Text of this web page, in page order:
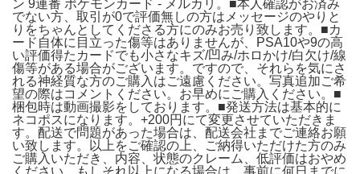
ン 9連番 ポケモンカード - メルカリ。■本人確認がお済み
でない方、取引が0で評価無しの方はメッセージのやりと
りをちゃんとしてくださる方にのみお売り致します。■カ
ード自体に目立った傷等はありませんが、PSA10や9の高
い評価得たカードでも小さなキズ/凹み/ホロかけ/白欠け/線
傷等がある場合がございます。ですので、それらを気にさ
れる神経質な方のご購入はご遠慮ください。写真追加ご希
望の際はコメントください。お早めにご購入ください。■
梱包時は動画撮影をしております。■発送方法は基本的に
ネコポスになります。+200円にて変更させていただきま
す。配送で問題があった場合は、配送会社までご連絡お願
い致します。以上をご確認の上、ご納得いただけた方のみ
ご購入いただき、内容、状態のクレーム、低評価はおやめ
ください。もしそれ以上になる場合は、事前に何日までに